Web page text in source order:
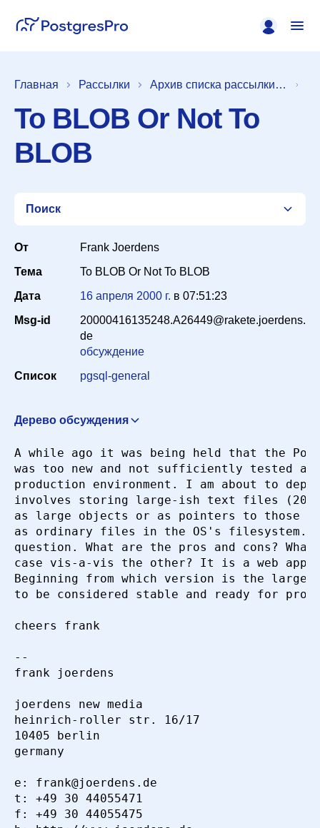
Главная Рассылки Архив списка рассылки [pgsql-general]
To BLOB Or Not To
BLOB
Поиск
Период
Сортировка
От
Frank Joerdens
Тема
To BLOB Or Not To BLOB
Дата
16 апреля 2000 г. в 07:51:23
Msg-id
20000416135248.A26449@rakete.joerdens.
de
обсуждение
Список
pgsql-general
Дерево обсуждения
<aruth@intercation.com>
17 апреля 2000 г. в 09:56:40
Re: To BLOB Or Not To BLOB
Peter Mount
<peter@retep.org.uk>
17 апреля 2000 г. в 15:33:58
A while ago it was being held that the
was too new and not sufficiently tested
production environment. I am about to
involves storing large-ish text files (20-
as large objects or as pointers to those
as ordinary files in the OS's filesystem. I
question. What are the pros and cons?
case vis-a-vis the other? It is a web app;
Beginning from which version is the
to be considered stable and ready for
cheers frank
--
frank joerdens
joerdens new media
heinrich-roller str. 16/17
10405 berlin
germany
e: frank@joerdens.de
t: +49 30 44055471
f: +49 30 44055475